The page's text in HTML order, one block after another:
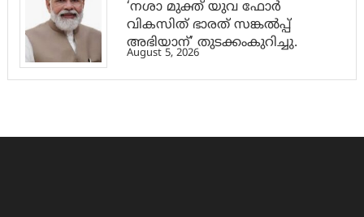
‘നശാ മുക്ത് യുവ ഫോർ
വികസിത് ഭാരത് സങ്കൽപ്പ്
അഭിയാന്’ തുടക്കംകുറിച്ചു.
August 5, 2026